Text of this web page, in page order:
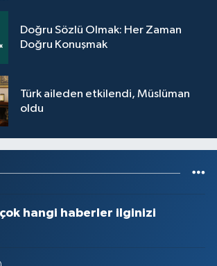
Doğru Sözlü Olmak: Her Zaman
Doğru Konuşmak
Türk aileden etkilendi, Müslüman
oldu
hangi haberler ilginizi